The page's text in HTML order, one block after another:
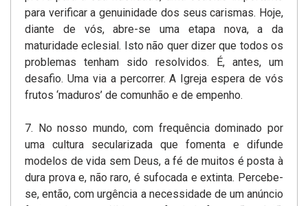
para verificar a genuinidade dos seus carismas. Hoje,
diante de vós, abre-se uma etapa nova, a da
maturidade eclesial. Isto não quer dizer que todos os
problemas tenham sido resolvidos. É, antes, um
desafio. Uma via a percorrer. A Igreja espera de vós
frutos ‘maduros’ de comunhão e de empenho.
7. No nosso mundo, com frequência dominado por
uma cultura secularizada que fomenta e difunde
modelos de vida sem Deus, a fé de muitos é posta à
dura prova e, não raro, é sufocada e extinta. Percebe-
se, então, com urgência a necessidade de um anúncio